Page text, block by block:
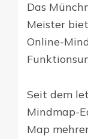
Das
Meister
Online-
Seit dem
Mindmap-
Map